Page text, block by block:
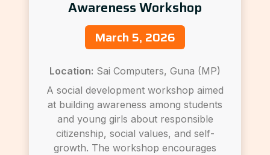
Awareness Workshop
March 5, 2026
Location: Sai Computers, Guna (MP)
A social development workshop aimed
at building awareness among students
and young girls about responsible
citizenship, social values, and self-
growth. The workshop encourages